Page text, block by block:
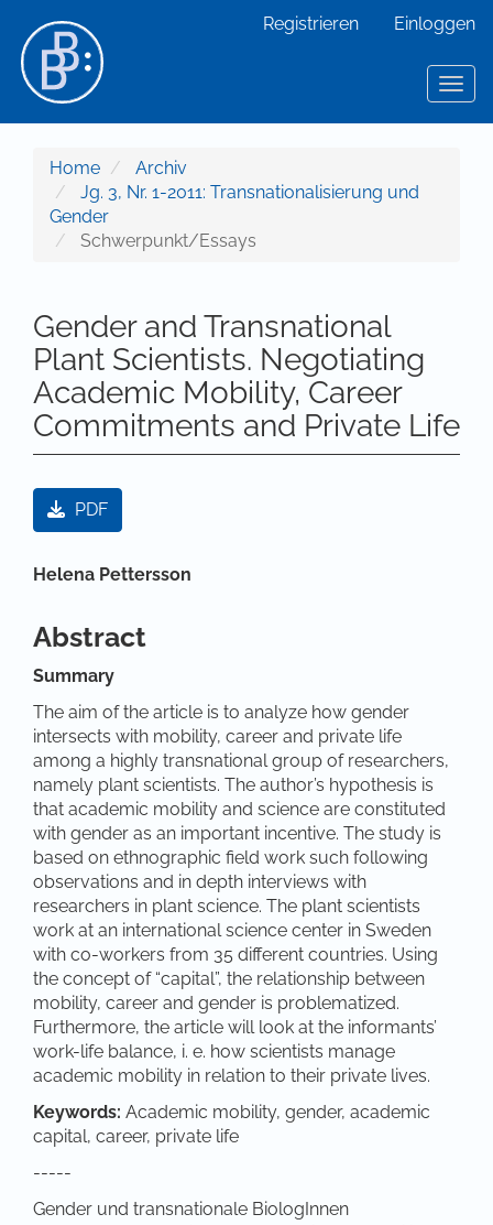
Hauptinhalt
Sidebar
Registrieren Einloggen
Home
Archiv
Jg. 3, Nr. 1-2011: Transnationalisierung und
Gender
Schwerpunkt/Essays
Gender and Transnational
Plant Scientists. Negotiating
Academic Mobility, Career
Commitments and Private Life
Artikel-Sidebar
PDF
Hauptsächlicher Artikelinhalt
Helena Pettersson
Abstract
Summary
The aim of the article is to analyze how gender
intersects with mobility, career and private life
among a highly transnational group of researchers,
namely plant scientists. The author’s hypothesis is
that academic mobility and science are constituted
with gender as an important incentive. The study is
based on ethnographic field work such following
observations and in depth interviews with
researchers in plant science. The plant scientists
work at an international science center in Sweden
with co-workers from 35 different countries. Using
the concept of “capital”, the relationship between
mobility, career and gender is problematized.
Furthermore, the article will look at the informants’
work-life balance, i. e. how scientists manage
academic mobility in relation to their private lives.
Keywords: Academic mobility, gender, academic
capital, career, private life
-----
Gender und transnationale BiologInnen